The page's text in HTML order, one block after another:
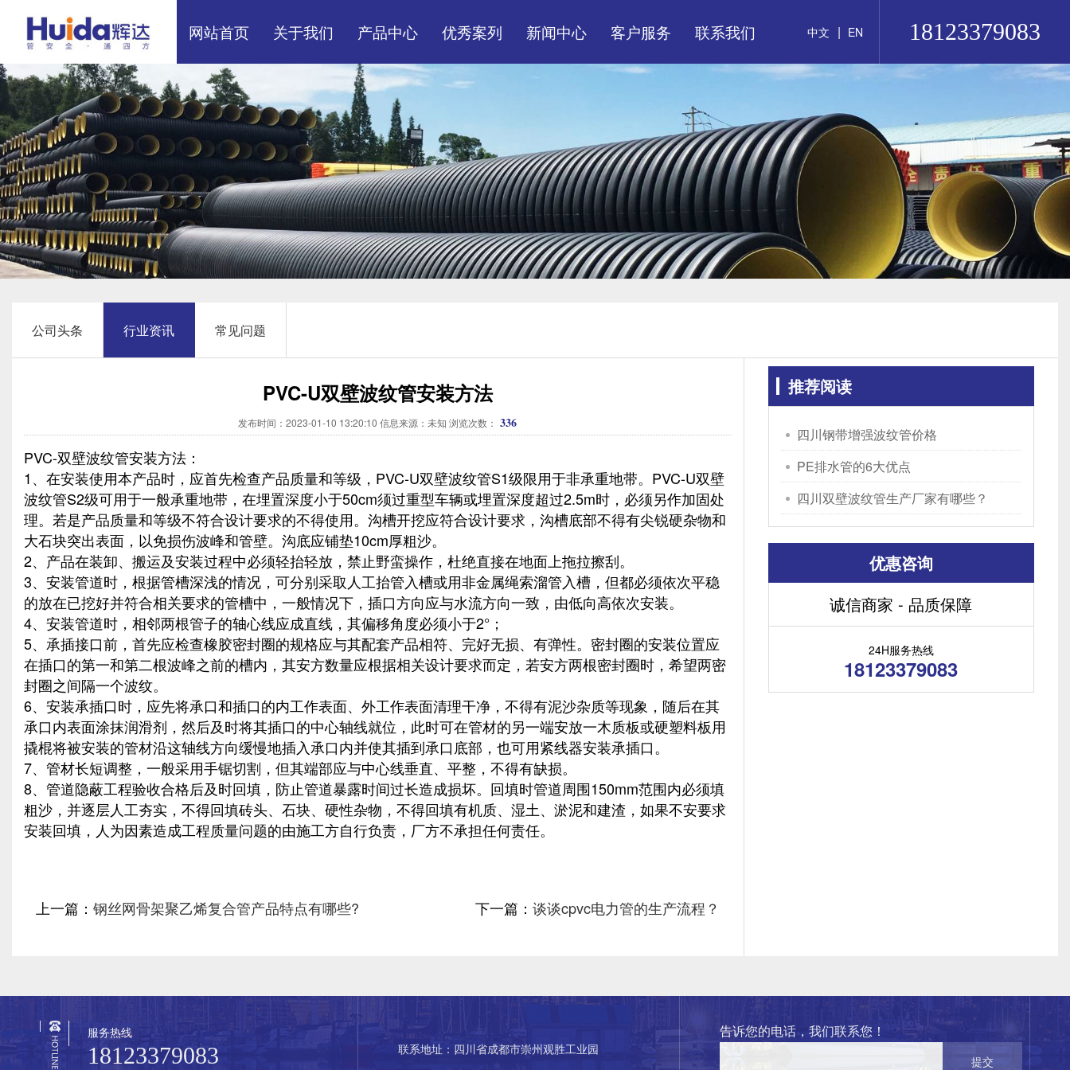
网站首页 关于我们
厂区展示
产品中心
市政、民建排水排污管
材管件系列
市政民用消防给水管灌
溉管材管件
电力通讯线管线盒系列
优秀案列
装货现场
新闻中心
常见问题
客户服务 联系我们 中文 | EN 18123379083
公司头条 行业资讯 常见问题
PVC-U双壁波纹管安装方法
发布时间：2023-01-10 13:20:10 信息来源：未知 浏览次数： 336
PVC-双壁波纹管安装方法：
1、在安装使用本产品时，应首先检查产品质量和等级，PVC-U双壁波纹管S1级限用于非承重地带。PVC-U双壁
波纹管S2级可用于一般承重地带，在埋置深度小于50cm须过重型车辆或埋置深度超过2.5m时，必须另作加固处
理。若是产品质量和等级不符合设计要求的不得使用。沟槽开挖应符合设计要求，沟槽底部不得有尖锐硬杂物和
大石块突出表面，以免损伤波峰和管壁。沟底应铺垫10cm厚粗沙。
2、产品在装卸、搬运及安装过程中必须轻抬轻放，禁止野蛮操作，杜绝直接在地面上拖拉擦刮。
3、安装管道时，根据管槽深浅的情况，可分别采取人工抬管入槽或用非金属绳索溜管入槽，但都必须依次平稳
的放在已挖好并符合相关要求的管槽中，一般情况下，插口方向应与水流方向一致，由低向高依次安装。
4、安装管道时，相邻两根管子的轴心线应成直线，其偏移角度必须小于2°；
5、承插接口前，首先应检查橡胶密封圈的规格应与其配套产品相符、完好无损、有弹性。密封圈的安装位置应
在插口的第一和第二根波峰之前的槽内，其安方数量应根据相关设计要求而定，若安方两根密封圈时，希望两密
封圈之间隔一个波纹。
6、安装承插口时，应先将承口和插口的内工作表面、外工作表面清理干净，不得有泥沙杂质等现象，随后在其
承口内表面涂抹润滑剂，然后及时将其插口的中心轴线就位，此时可在管材的另一端安放一木质板或硬塑料板用
撬棍将被安装的管材沿这轴线方向缓慢地插入承口内并使其插到承口底部，也可用紧线器安装承插口。
7、管材长短调整，一般采用手锯切割，但其端部应与中心线垂直、平整，不得有缺损。
8、管道隐蔽工程验收合格后及时回填，防止管道暴露时间过长造成损坏。回填时管道周围150mm范围内必须填
粗沙，并逐层人工夯实，不得回填砖头、石块、硬性杂物，不得回填有机质、湿土、淤泥和建渣，如果不安要求
安装回填，人为因素造成工程质量问题的由施工方自行负责，厂方不承担任何责任。
上一篇： 钢丝网骨架聚乙烯复合管产品特点有哪些? 下一篇： 谈谈cpvc电力管的生产流程？
推荐阅读
四川钢带增强波纹管价格
PE排水管的6大优点
四川双壁波纹管生产厂家有哪些？
优惠咨询
诚信商家 - 品质保障
24H服务热线
18123379083
服务热线
18123379083 联系地址：四川省成都市崇州观胜工业园
告诉您的电话，我们联系您！